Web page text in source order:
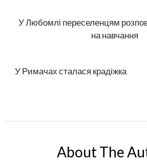
У Любомлі переселенцям
на навчання
У Римачах сталася крадіжка
About The